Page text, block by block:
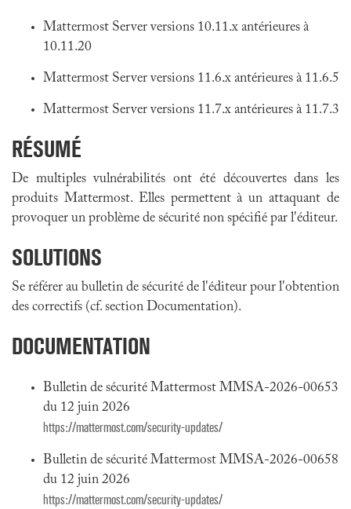
Mattermost Server versions 10.11.x antérieures à
10.11.20
Mattermost Server versions 11.6.x antérieures à 11.6.5
Mattermost Server versions 11.7.x antérieures à 11.7.3
RÉSUMÉ
De multiples vulnérabilités ont été découvertes dans les
produits Mattermost. Elles permettent à un attaquant de
provoquer un problème de sécurité non spécifié par l'éditeur.
SOLUTIONS
Se référer au bulletin de sécurité de l'éditeur pour l'obtention
des correctifs (cf. section Documentation).
DOCUMENTATION
Bulletin de sécurité Mattermost MMSA-2026-00653
du 12 juin 2026
https://mattermost.com/security-updates/
Bulletin de sécurité Mattermost MMSA-2026-00658
du 12 juin 2026
https://mattermost.com/security-updates/